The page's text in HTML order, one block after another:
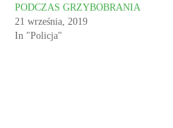
PODCZAS GRZYBOBRANIA
21 września, 2019
In "Policja"